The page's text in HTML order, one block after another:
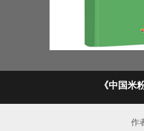
《中国米
作